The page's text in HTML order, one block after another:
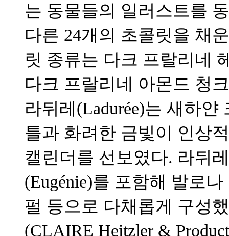
는 동물들의 일러스트를
다른 24개의 초콜릿을 채
릿 종류는 다크 프랄리네
다크 프랄리네 아몬드 청
라뒤레(Ladurée)는 새하
틀과 화려한 금빛이 인상
캘린더를 선보였다. 라뒤
(Eugénie)를 포함해 발로
펄 등으로 다채롭게 구성
(CLAIRE Heitzler &